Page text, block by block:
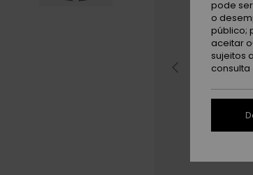
pode
o
público;
aceitar
sujeitos
consulta